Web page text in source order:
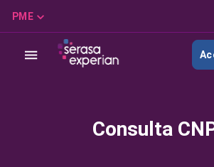
PME
Consulta